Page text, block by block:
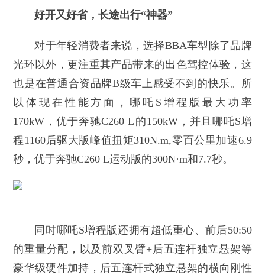
好开又好省，长途出行“神器”
对于年轻消费者来说，选择BBA车型除了品牌
光环以外，更注重其产品带来的出色驾控体验，这
也是在普通合资品牌B级车上感受不到的快乐。所
以体现在性能方面，哪吒S增程版最大功率
170kW，优于奔驰C260 L的150kW，并且哪吒S增
程1160后驱大版峰值扭矩310N.m,零百公里加速6.9
秒，优于奔驰C260 L运动版的300N·m和7.7秒。
同时哪吒S增程版还拥有超低重心、前后50:50
的重量分配，以及前双叉臂+后五连杆独立悬架等
豪华级硬件加持，后五连杆式独立悬架的横向刚性